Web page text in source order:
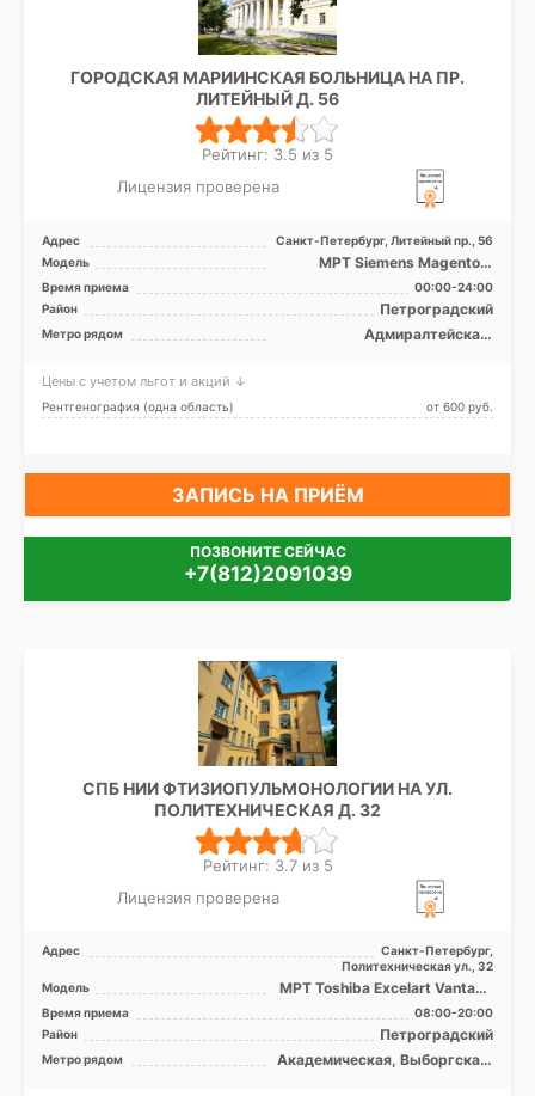
ГОРОДСКАЯ МАРИИНСКАЯ БОЛЬНИЦА НА ПР.
ЛИТЕЙНЫЙ Д. 56
Рейтинг: 3.5 из 5
Лицензия проверена
Адрес
Санкт-Петербург, Литейный пр., 56
Модель
МРТ Siemens Magentom
Avanto 1,5Т закрытый тип,
МРТ Philips Ingenia 3Т ...
Время приема
00:00-24:00
Район
Петроградский
Метро рядом
Адмиралтейская,
Маяковская, Невский
проспект, Площадь
Спортивная, Чернышевская
Цены с учетом льгот и акций ↓
Рентгенография (одна область) от 600 pуб.
ЗАПИСЬ НА ПРИЁМ
ПОЗВОНИТЕ СЕЙЧАС
+7(812)2091039
СПБ НИИ ФТИЗИОПУЛЬМОНОЛОГИИ НА УЛ.
ПОЛИТЕХНИЧЕСКАЯ Д. 32
Рейтинг: 3.7 из 5
Лицензия проверена
Адрес
Санкт-Петербург,
Политехническая ул., 32
Модель
МРТ Toshiba Excelart Vantage
1.5T закрытый тип, КТ
Toshiba Aquilion 32 ...
Время приема
08:00-20:00
Район
Петроградский
Метро рядом
Академическая, Выборгская,